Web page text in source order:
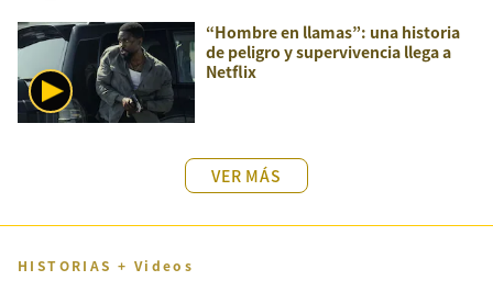
“Hombre en llamas”: una historia
de peligro y supervivencia llega a
Netflix
VER MÁS
HISTORIAS + Videos